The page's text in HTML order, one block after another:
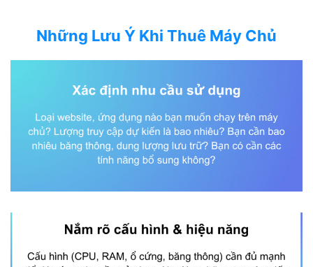
Những Lưu Ý Khi Thuê Máy Chủ